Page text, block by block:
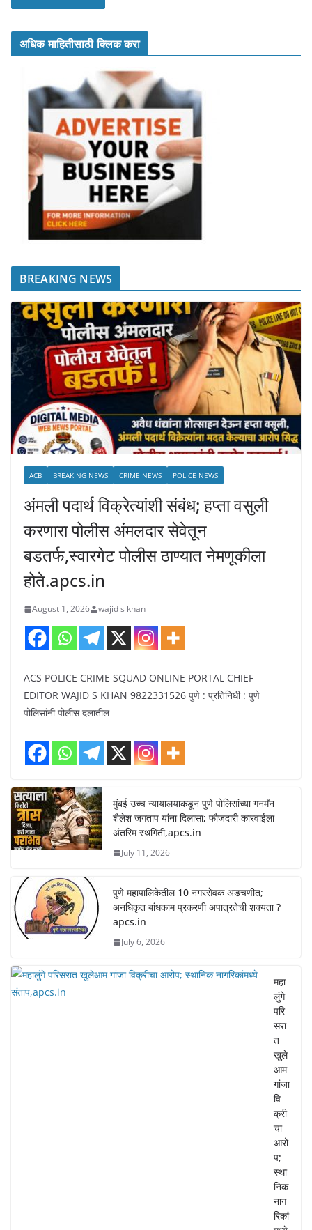
अधिक माहितीसाठी क्लिक करा
BREAKING NEWS
ACB BREAKING NEWS CRIME NEWS POLICE NEWS
अंमली पदार्थ विक्रेत्यांशी संबंध; हप्ता वसुली
करणारा पोलीस अंमलदार सेवेतून
बडतर्फ,स्वारगेट पोलीस ठाण्यात नेमणूकीला
होते.apcs.in
August 1, 2026 wajid s khan
ACS POLICE CRIME SQUAD ONLINE PORTAL CHIEF
EDITOR WAJID S KHAN 9822331526 पुणे : प्रतिनिधी : पुणे
पोलिसांनी पोलीस दलातील
मुंबई उच्च न्यायालयाकडून पुणे पोलिसांच्या गनमॅन
शैलेश जगताप यांना दिलासा; फौजदारी कारवाईला
अंतरिम स्थगिती,apcs.in
July 11, 2026
पुणे महापालिकेतील 10 नगरसेवक अडचणीत;
अनधिकृत बांधकाम प्रकरणी अपात्रतेची शक्यता ?
apcs.in
July 6, 2026
महा
लुंगे
परि
सरा
त
खुले
आम
गांजा
वि
क्री
चा
आरो
प;
स्था
निक
नाग
रिकां